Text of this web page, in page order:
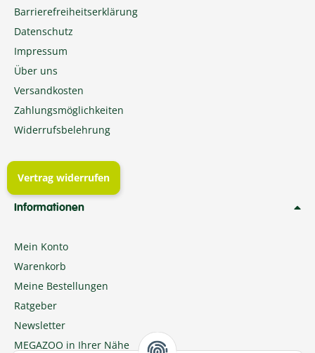
Barrierefreiheitserklärung
Datenschutz
Impressum
Über uns
Versandkosten
Zahlungsmöglichkeiten
Widerrufsbelehrung
Vertrag widerrufen
Informationen
Mein Konto
Warenkorb
Meine Bestellungen
Ratgeber
Newsletter
MEGAZOO in Ihrer Nähe